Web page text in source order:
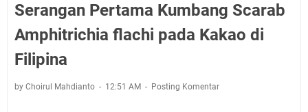
Serangan Pertama Kumbang Scarab
Amphitrichia flachi pada Kakao di
Filipina
by Choirul Mahdianto 12:51 AM Posting Komentar